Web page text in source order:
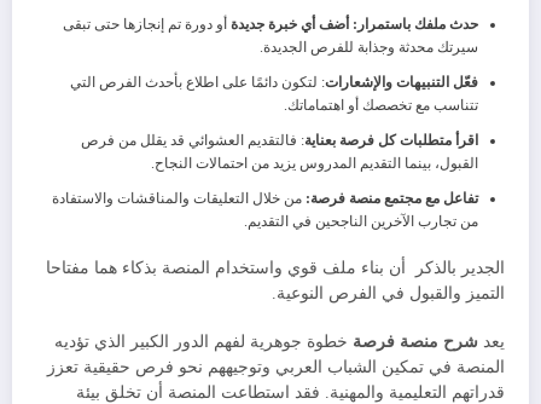
حدث ملفك باستمرار: أضف أي خبرة جديدة أو دورة تم إنجازها حتى تبقى
سيرتك محدثة وجذابة للفرص الجديدة.
فعّل التنبيهات والإشعارات: لتكون دائمًا على اطلاع بأحدث الفرص التي
تتناسب مع تخصصك أو اهتماماتك.
اقرأ متطلبات كل فرصة بعناية: فالتقديم العشوائي قد يقلل من فرص
القبول، بينما التقديم المدروس يزيد من احتمالات النجاح.
تفاعل مع مجتمع منصة فرصة: من خلال التعليقات والمناقشات والاستفادة
من تجارب الآخرين الناجحين في التقديم.
الجدير بالذكر أن بناء ملف قوي واستخدام المنصة بذكاء هما مفتاحا
التميز والقبول في الفرص النوعية.
يعد شرح منصة فرصة خطوة جوهرية لفهم الدور الكبير الذي تؤديه
المنصة في تمكين الشباب العربي وتوجيههم نحو فرص حقيقية تعزز
قدراتهم التعليمية والمهنية. فقد استطاعت المنصة أن تخلق بيئة